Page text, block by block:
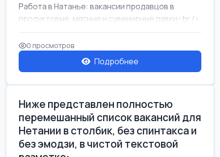
Работа в Натанье: вакансии продавцов в
продуктовые, мясные и сувенирные лавки<br />
Разнорабочий на сборку м...
0 просмотров
Подробнее
Ниже представлен полностью
перемешанный список вакансий для
Нетании в столбик, без спинтакса и
без эмодзи, в чистой текстовой